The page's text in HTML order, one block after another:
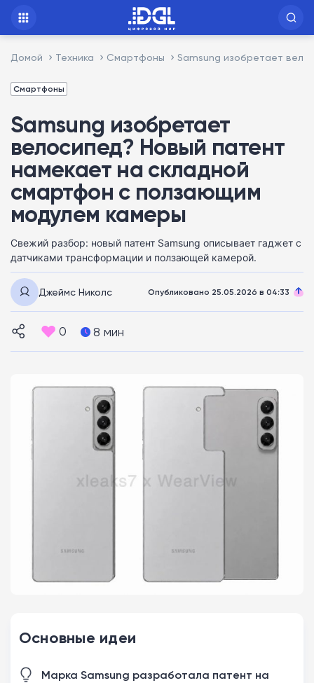
Домой Техника Смартфоны Samsung изобретает
Смартфоны
Samsung изобретает
велосипед? Новый патент
намекает на складной
смартфон с ползающим
модулем камеры
Свежий разбор: новый патент Samsung описывает гаджет с
датчиками трансформации и ползающей камерой.
Джеймс Николс Опубликовано 25.05.2026 в 04:33
0 8 мин
Основные идеи
Марка Samsung разработала патент на